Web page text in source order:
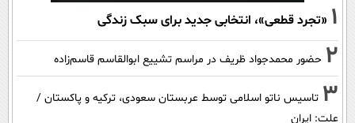
1 «تجرد قطعی»، انتخابی جدید برای سبک زندگی
2 حضور محمدجواد ظریف در مراسم تشییع ابوالقاسم قاسم‌زاده
3 تاسیس ناتو اسلامی توسط عربستان سعودی، ترکیه و پاکستان /
علت: ایران